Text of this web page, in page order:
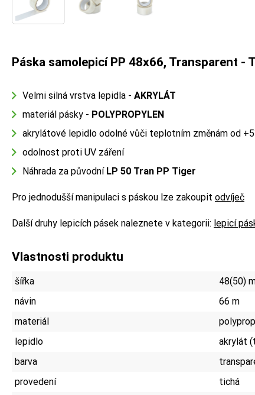
Páska samolepicí PP 48x66, Transparent -
Velmi silná vrstva lepidla - AKRYLÁT
materiál pásky - POLYPROPYLEN
akrylátové lepidlo odolné vůči teplotním změnám od
odolnost proti UV záření
Náhrada za původní LP 50 Tran PP Tiger
Pro jednodušší manipulaci s páskou lze zakoupit odvíječ
Další druhy lepicích pásek naleznete v kategorii: lepicí
Vlastnosti produktu
šířka
48(50)
návin
66 m
materiál
lepidlo
akrylát
barva
provedení
tichá